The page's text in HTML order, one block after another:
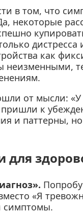
в том, что
некоторые
как
неизменными,
от мысли: «У
пришли к
и паттерны, но
для
«Я
симптомы.